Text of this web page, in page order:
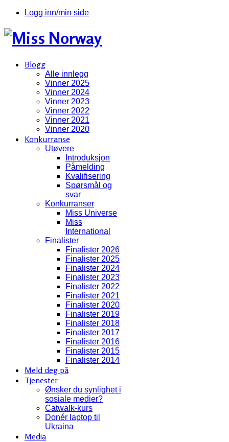
Logg inn/min side
Blogg
Alle innlegg
Vinner 2025
Vinner 2024
Vinner 2023
Vinner 2022
Vinner 2021
Vinner 2020
Konkurranse
Utøvere
Introduksjon
Påmelding
Kvalifisering
Spørsmål og
svar
Konkurranser
Miss Universe
Miss
International
Finalister
Finalister 2026
Finalister 2025
Finalister 2024
Finalister 2023
Finalister 2022
Finalister 2021
Finalister 2020
Finalister 2019
Finalister 2018
Finalister 2017
Finalister 2016
Finalister 2015
Finalister 2014
Meld deg på
Tjenester
Ønsker du synlighet i
sosiale medier?
Catwalk-kurs
Donér laptop til
Ukraina
Media